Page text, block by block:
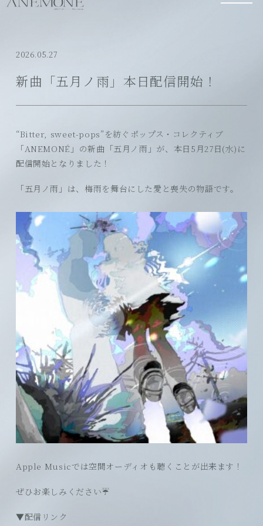
2026.05.27
新曲「五月ノ雨」本日配信開始！
“Bitter, sweet-pops”を紡ぐポップス・コレクティブ
「ANEMONÉ」の新曲「五月ノ雨」が、本日5月27日(水)に
配信開始となりました！
「五月ノ雨」は、梅雨を舞台にした愛と喪失の物語です。
Apple Musicでは空間オーディオも聴くことが出来ます！
ぜひお楽しみください☔️
▼配信リンク